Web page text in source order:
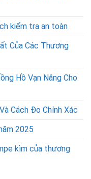
kiểm tra an toàn
Của Các Thương
Hồ Vạn Năng Cho
Cách Đo Chính Xác
2025
kìm của thương